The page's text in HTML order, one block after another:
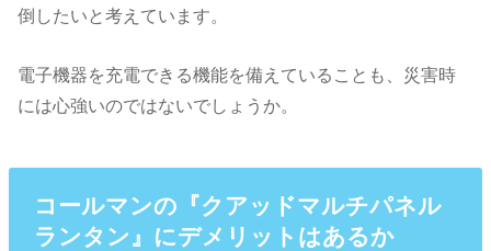
倒したいと考えています。
電子機器を充電できる機能を備えていることも、災害時
には心強いのではないでしょうか。
コールマンの『クアッドマルチパネル
ランタン』にデメリットはあるか